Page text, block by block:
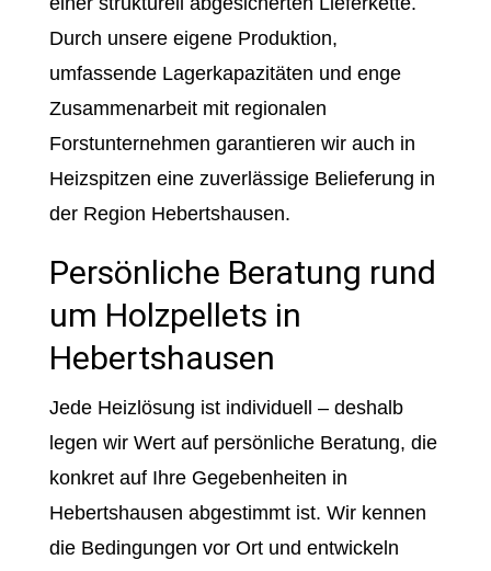
Durch unsere eigene Produktion,
umfassende Lagerkapazitäten und enge
Zusammenarbeit mit regionalen
Forstunternehmen garantieren wir auch in
Heizspitzen eine zuverlässige Belieferung in
der Region Hebertshausen.
Persönliche Beratung rund
um Holzpellets in
Hebertshausen
Jede Heizlösung ist individuell – deshalb
legen wir Wert auf persönliche Beratung, die
konkret auf Ihre Gegebenheiten in
Hebertshausen abgestimmt ist. Wir kennen
die Bedingungen vor Ort und entwickeln